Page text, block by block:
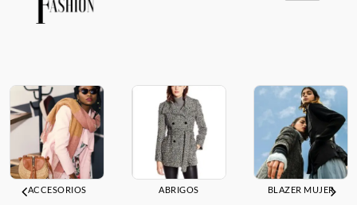
ACCESORIOS ABRIGOS BLAZER MUJER